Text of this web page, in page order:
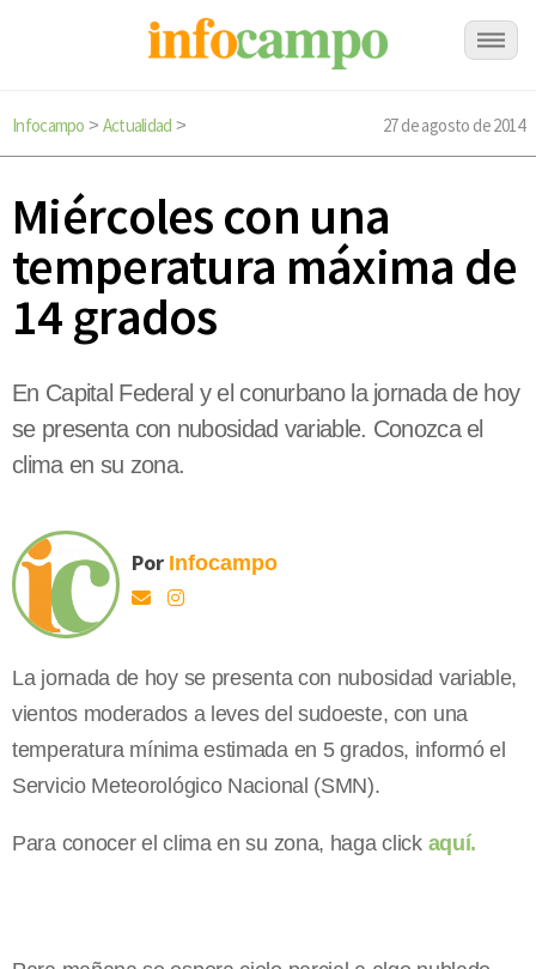
Infocampo > Actualidad > 27 de agosto de 2014
Miércoles con una
temperatura máxima de
14 grados
En Capital Federal y el conurbano la jornada de hoy
se presenta con nubosidad variable. Conozca el
clima en su zona.
Por Infocampo
La jornada de hoy se presenta con nubosidad variable,
vientos moderados a leves del sudoeste, con una
temperatura mínima estimada en 5 grados, informó el
Servicio Meteorológico Nacional (SMN).
Para conocer el clima en su zona, haga click aquí.